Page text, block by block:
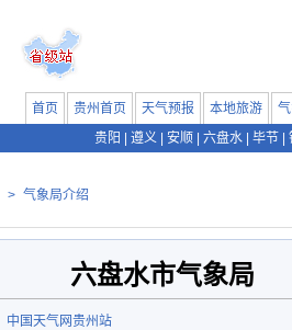
首页 贵州首页 天气预报 本地旅游
贵阳
遵义 安顺 六盘水 毕节
> 气象局介绍
六盘水市气象局
中国天气网贵州站